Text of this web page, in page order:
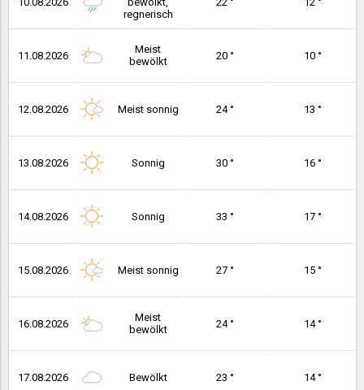
regnerisch
11.08.2026
Meist
bewölkt
20 ° 10 °
12.08.2026 Meist sonnig 24 ° 13 °
13.08.2026 Sonnig 30 ° 16 °
14.08.2026 Sonnig 33 ° 17 °
15.08.2026 Meist sonnig 27 ° 15 °
16.08.2026
Meist
bewölkt
24 ° 14 °
17.08.2026 Bewölkt 23 ° 14 °